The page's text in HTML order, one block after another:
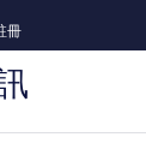
冊